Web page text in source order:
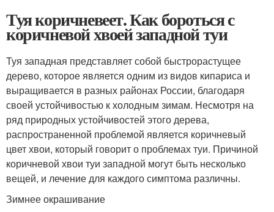
Туя коричневеет. Как бороться с
коричневой хвоей западной туи
Туя западная представляет собой быстрорастущее
дерево, которое является одним из видов кипариса и
выращивается в разных районах России, благодаря
своей устойчивостью к холодным зимам. Несмотря на
ряд природных устойчивостей этого дерева,
распространенной проблемой является коричневый
цвет хвои, который говорит о проблемах туи. Причиной
коричневой хвои туи западной могут быть несколько
вещей, и лечение для каждого симптома различны.
Зимнее окрашивание